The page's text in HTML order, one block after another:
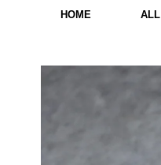
HOME ALL